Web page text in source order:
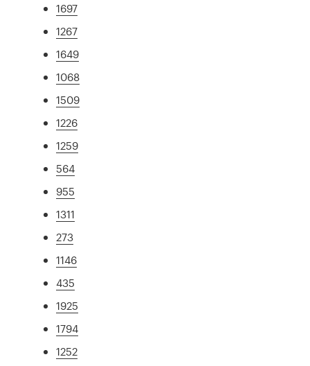
1697
1267
1649
1068
1509
1226
1259
564
955
1311
273
1146
435
1925
1794
1252